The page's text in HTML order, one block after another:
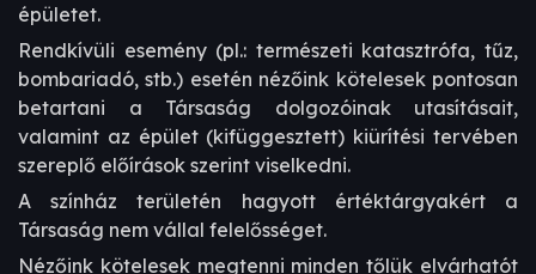
épületet.
Rendkívüli esemény (pl.: természeti katasztrófa, tűz,
bombariadó, stb.) esetén nézőink kötelesek pontosan
betartani a Társaság dolgozóinak utasításait,
valamint az épület (kifüggesztett) kiürítési tervében
szereplő előírások szerint viselkedni.
A színház területén hagyott értéktárgyakért a
Társaság nem vállal felelősséget.
Nézőink kötelesek megtenni minden tőlük elvárhatót